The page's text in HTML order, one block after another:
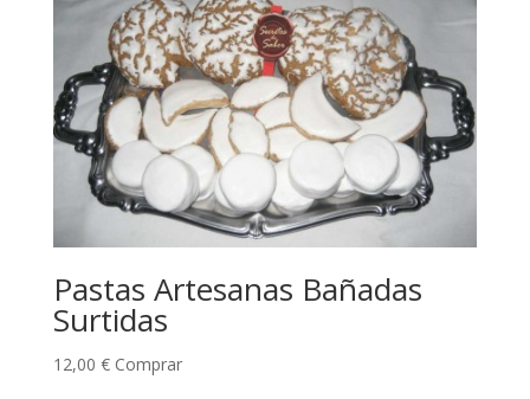
Pastas Artesanas Bañadas
Surtidas
12,00 € Comprar